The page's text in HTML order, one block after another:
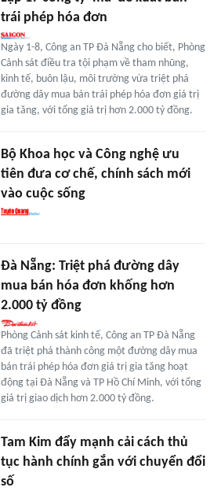
trái phép hóa đơn
Ngày 1-8, Công an TP Đà Nẵng cho biết, Phòng
Cảnh sát điều tra tội phạm về tham nhũng,
kinh tế, buôn lậu, môi trường vừa triệt phá
đường dây mua bán trái phép hóa đơn giá trị
gia tăng, với tổng giá trị hơn 2.000 tỷ đồng.
Bộ Khoa học và Công nghệ ưu
tiên đưa cơ chế, chính sách mới
vào cuộc sống
Đà Nẵng: Triệt phá đường dây
mua bán hóa đơn khống hơn
2.000 tỷ đồng
Phòng Cảnh sát kinh tế, Công an TP Đà Nẵng
đã triệt phá thành công một đường dây mua
bán trái phép hóa đơn giá trị gia tăng hoạt
động tại Đà Nẵng và TP Hồ Chí Minh, với tổng
giá trị giao dịch hơn 2.000 tỷ đồng.
Tam Kim đẩy mạnh cải cách thủ
tục hành chính gắn với chuyển đổi
số